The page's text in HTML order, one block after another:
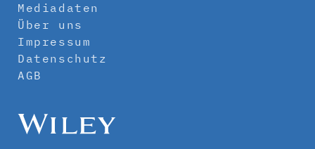
Mediadaten
Über uns
Impressum
Datenschutz
AGB